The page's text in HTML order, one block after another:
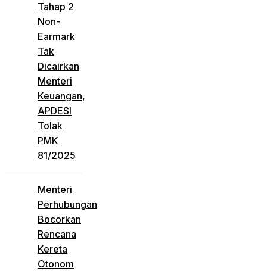
Tahap 2
Non-
Earmark
Tak
Dicairkan
Menteri
Keuangan,
APDESI
Tolak
PMK
81/2025
Menteri
Perhubungan
Bocorkan
Rencana
Kereta
Otonom